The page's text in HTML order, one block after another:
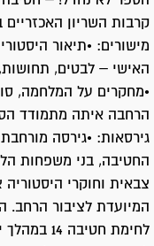
האישי – לבטים,
•מחקרים על המלחמה,
הרחבה איתה מתמודד
החטיבה, בני משפחות
המיועדת לציבור
לחימת